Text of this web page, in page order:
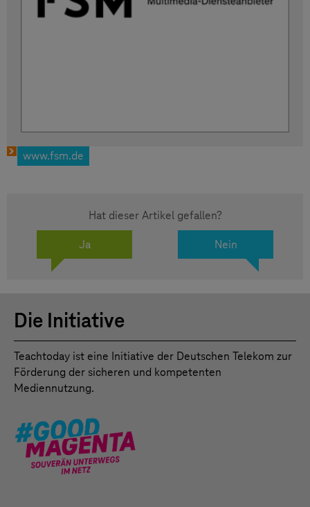
www.fsm.de
Hat dieser Artikel gefallen?
Ja
Nein
Die Initiative
Teachtoday ist eine Initiative der Deutschen Telekom zur
Förderung der sicheren und kompetenten
Mediennutzung.